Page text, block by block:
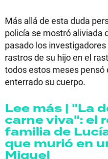
Más allá de esta duda
policía se mostró aliviada
pasado los
rastros de su hijo en el
todos estos meses pensó
enterrado su cuerpo.
Lee más | "La
carne viva": el
familia de
que murió en
Miguel